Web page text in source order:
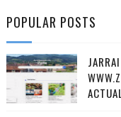
POPULAR POSTS